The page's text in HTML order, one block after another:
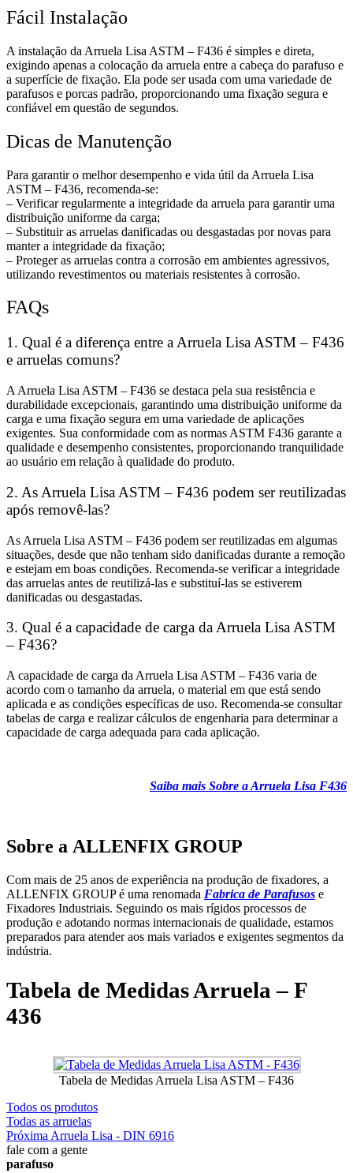
Fácil Instalação
A instalação da Arruela Lisa ASTM – F436 é simples e direta,
exigindo apenas a colocação da arruela entre a cabeça do parafuso e
a superfície de fixação. Ela pode ser usada com uma variedade de
parafusos e porcas padrão, proporcionando uma fixação segura e
confiável em questão de segundos.
Dicas de Manutenção
Para garantir o melhor desempenho e vida útil da Arruela Lisa
ASTM – F436, recomenda-se:
– Verificar regularmente a integridade da arruela para garantir uma
distribuição uniforme da carga;
– Substituir as arruelas danificadas ou desgastadas por novas para
manter a integridade da fixação;
– Proteger as arruelas contra a corrosão em ambientes agressivos,
utilizando revestimentos ou materiais resistentes à corrosão.
FAQs
1. Qual é a diferença entre a Arruela Lisa ASTM – F436
e arruelas comuns?
A Arruela Lisa ASTM – F436 se destaca pela sua resistência e
durabilidade excepcionais, garantindo uma distribuição uniforme da
carga e uma fixação segura em uma variedade de aplicações
exigentes. Sua conformidade com as normas ASTM F436 garante a
qualidade e desempenho consistentes, proporcionando tranquilidade
ao usuário em relação à qualidade do produto.
2. As Arruela Lisa ASTM – F436 podem ser reutilizadas
após removê-las?
As Arruela Lisa ASTM – F436 podem ser reutilizadas em algumas
situações, desde que não tenham sido danificadas durante a remoção
e estejam em boas condições. Recomenda-se verificar a integridade
das arruelas antes de reutilizá-las e substituí-las se estiverem
danificadas ou desgastadas.
3. Qual é a capacidade de carga da Arruela Lisa ASTM
– F436?
A capacidade de carga da Arruela Lisa ASTM – F436 varia de
acordo com o tamanho da arruela, o material em que está sendo
aplicada e as condições específicas de uso. Recomenda-se consultar
tabelas de carga e realizar cálculos de engenharia para determinar a
capacidade de carga adequada para cada aplicação.
Saiba mais Sobre a Arruela Lisa F436
Sobre a ALLENFIX GROUP
Com mais de 25 anos de experiência na produção de fixadores, a
ALLENFIX GROUP é uma renomada Fabrica de Parafusos e
Fixadores Industriais. Seguindo os mais rígidos processos de
produção e adotando normas internacionais de qualidade, estamos
preparados para atender aos mais variados e exigentes segmentos da
indústria.
Tabela de Medidas Arruela – F
436
Tabela de Medidas Arruela Lisa ASTM – F436
Todos os produtos
Todas as arruelas
Próxima Arruela Lisa - DIN 6916
fale com a gente
parafuso